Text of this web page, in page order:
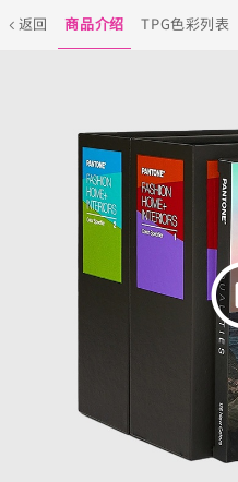
返回 商品介绍 TPG色彩列表